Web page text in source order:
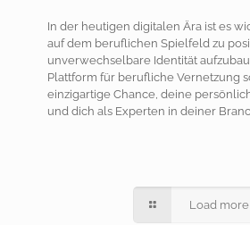
In der heutigen digitalen Ära ist es
auf dem beruflichen Spielfeld zu
unverwechselbare Identität
Plattform für berufliche Vernetzung
einzigartige Chance, deine
und dich als Experten in deiner
Load more